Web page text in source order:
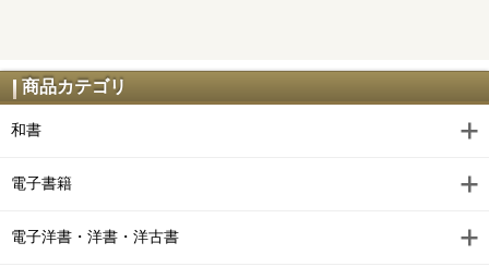
商品カテゴリ
和書
電子書籍
電子洋書・洋書・洋古書